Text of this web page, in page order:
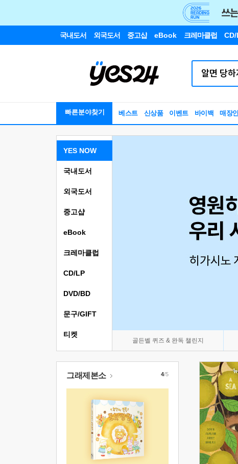
국내도서 외국도서 중고샵 eBook 크레마클럽
빠른분야찾기 베스트 신상품 이벤트 바이백 매장
YES NOW
골든벨 퀴즈 & 완독 챌린지
국내도서
외국도서
중고샵
eBook
크레마클럽
CD/LP
DVD/BD
문구/GIFT
티켓
그래제본소 4/5